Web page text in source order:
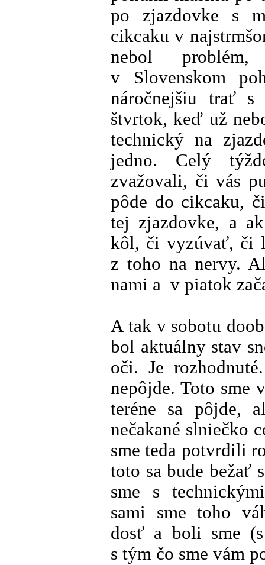
po zjazdovke s
cikcaku v
nebol
v Slovenskom
náročnejšiu trať s
štvrtok, keď už
technický na
jedno. Celý
zvažovali, či vás
pôde do cikcaku,
tej zjazdovke, a
kôl, či vyzúvať, či
z toho na nervy.
nami a v piatok
A tak v sobotu
bol aktuálny stav
oči. Je
nepôjde. Toto
teréne sa pôjde,
nečakané slniečko
sme teda potvrdili
toto sa bude bežať
sme s
sami sme toho
dosť a boli sme
s tým čo sme vám